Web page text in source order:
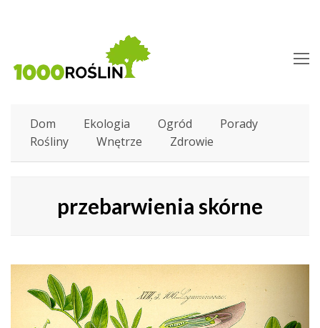
Dom Ekologia Ogród
Porady
Rośliny
Wnętrze Zdrowie
przebarwienia skórne